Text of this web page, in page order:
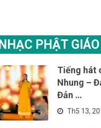
NHẠC PHẬT GIÁO
Tiếng hát
Nhung –
Đản …
Th5 13,